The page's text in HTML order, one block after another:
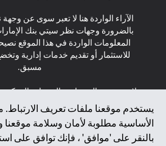
يستخدم موقعنا ملفات تعريف الارتباط.
الأساسية مطلوبة لأمان وسلامة موقعنا
بالنقر على 'موافق' ، فإنك توافق على
الآراء الواردة هنا لا تعبر سوى عن
بالضرورة وجهات نظر سيتي بنك
المعلومات الواردة في هذا الموقع
للاستثمار أو تقديم خدمات إدارية
مسبق.
لا يتم تقديم المنتجات والخدمات
المقيمين في الاتحاد الأوروبي أو المنطقة
سويسرا أو غيرنسي أو جيرسي أو
الفاتيكان أو جزيرة مان أو المملكة
(لائحة حماية البيانات العامة \ قانون